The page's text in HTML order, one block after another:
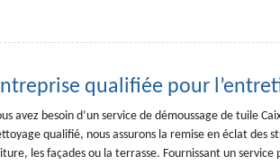
qualifiée pour
avez besoin d’un service de démoussage de tuile
qualifié, nous assurons la remise en éclat des
les façades ou la terrasse. Fournissant un